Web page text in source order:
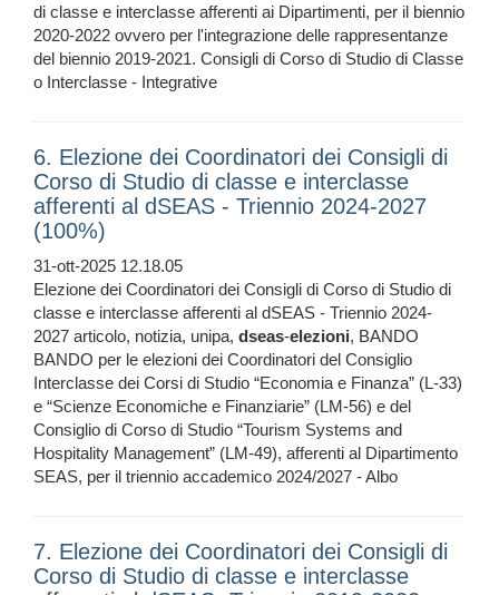
di classe e interclasse afferenti ai Dipartimenti, per il biennio
2020-2022 ovvero per l'integrazione delle rappresentanze
del biennio 2019-2021. Consigli di Corso di Studio di Classe
o Interclasse - Integrative
6. Elezione dei Coordinatori dei Consigli di
Corso di Studio di classe e interclasse
afferenti al dSEAS - Triennio 2024-2027
(100%)
31-ott-2025 12.18.05
Elezione dei Coordinatori dei Consigli di Corso di Studio di
classe e interclasse afferenti al dSEAS - Triennio 2024-
2027 articolo, notizia, unipa, dseas-elezioni, BANDO
BANDO per le elezioni dei Coordinatori del Consiglio
Interclasse dei Corsi di Studio “Economia e Finanza” (L-33)
e “Scienze Economiche e Finanziarie” (LM-56) e del
Consiglio di Corso di Studio “Tourism Systems and
Hospitality Management” (LM-49), afferenti al Dipartimento
SEAS, per il triennio accademico 2024/2027 - Albo
7. Elezione dei Coordinatori dei Consigli di
Corso di Studio di classe e interclasse